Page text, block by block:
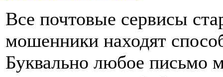
Все почтовые сервисы
мошенники находят
Буквально любое письмо